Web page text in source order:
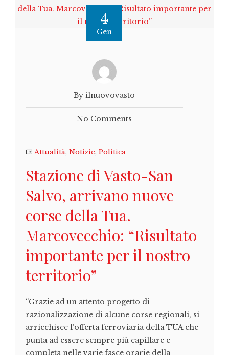
4
Gen
By ilnuovovasto
No Comments
Attualità, Notizie, Politica
Stazione di Vasto-San
Salvo, arrivano nuove
corse della Tua.
Marcovecchio: “Risultato
importante per il nostro
territorio”
“Grazie ad un attento progetto di
razionalizzazione di alcune corse regionali, si
arricchisce l’offerta ferroviaria della TUA che
punta ad essere sempre più capillare e
completa nelle varie fasce orarie della